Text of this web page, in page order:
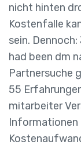
nicht hinten
Kostenfalle
sein.
had been dm
Partnersuche
55
mitarbeiter
Informationen